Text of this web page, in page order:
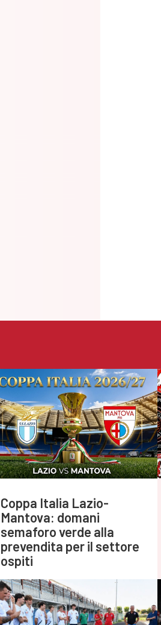
Coppa Italia Lazio-
Mantova: domani
semaforo verde alla
prevendita per il settore
ospiti
Agosto 05,2026